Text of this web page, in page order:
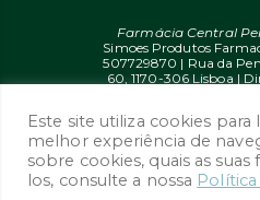
Farmácia Central
Simoes Produtos
507729870 | Rua da
60, 1170-306 Lisboa |
© 2020
Development:
Consulting
Este site utiliza cookies
melhor experiência de
sobre cookies, quais as
los, consulte a nossa